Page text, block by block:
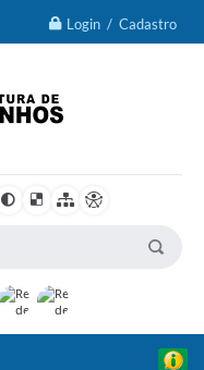
Login / Cadastro